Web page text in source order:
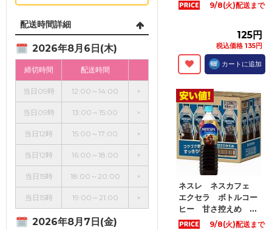
配送時間詳細
2026年8月6日(木)
締切時間 配送時間
当日09時 12:00～14:00 ×
当日09時 13:00～15:00 ×
当日12時 15:00～17:00 ×
当日12時 16:00～18:00 ×
当日15時 18:00～20:00 ×
当日15時 19:00～21:00 ×
2026年8月7日(金)
9/8(火)配送まで
125円
税込価格 135円
カートに追加
ネスレ ネスカフェ
エクセラ ボトルコー
ヒー 甘さ控えめ ...
9/8(火)配送まで